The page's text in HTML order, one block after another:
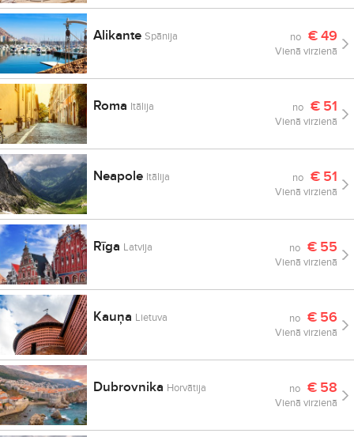
AlikanteSpānija no €49
Vienā virzienā
Roma Itālija no € 51
Vienā virzienā
Neapole Itālija no € 51
Vienā virzienā
Rīga Latvija no € 55
Vienā virzienā
Kauņa Lietuva no € 56
Vienā virzienā
Dubrovnika Horvātija no € 58
Vienā virzienā